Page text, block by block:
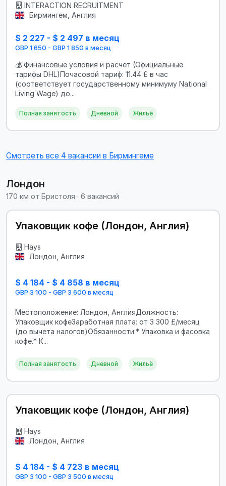
INTERACTION RECRUITMENT
Бирмингем, Англия
$ 2 227 - $ 2 497 в месяц
GBP 1 650 - GBP 1 850 в месяц
💰 Финансовые условия и расчет (Официальные
тарифы DHL)Почасовой тариф: 11.44 £ в час
(соответствует государственному минимуму National
Living Wage) до...
Полная занятость Дневной Жильё
Смотреть все 4 вакансии в Бирмингеме
Лондон
170 км от Бристоля · 6 вакансий
Упаковщик кофе (Лондон, Англия)
Hays
Лондон, Англия
$ 4 184 - $ 4 858 в месяц
GBP 3 100 - GBP 3 600 в месяц
Местоположение: Лондон, АнглияДолжность:
Упаковщик кофеЗаработная плата: от 3 300 £/месяц
(до вычета налогов)Обязанности:* Упаковка и фасовка
кофе.* К...
Полная занятость Дневной Жильё
Упаковщик кофе (Лондон, Англия)
Hays
Лондон, Англия
$ 4 184 - $ 4 723 в месяц
GBP 3 100 - GBP 3 500 в месяц